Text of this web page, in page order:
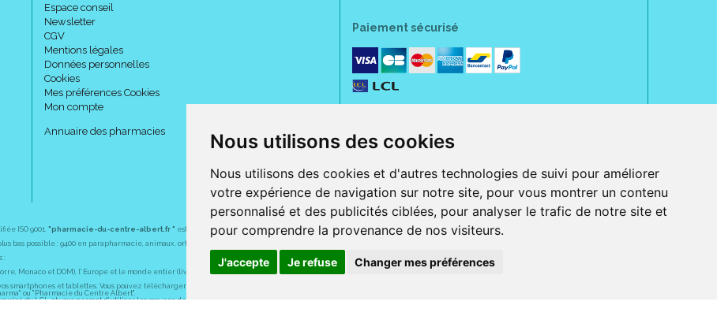
Nous utilisons des cookies
Nous utilisons des cookies et d'autres technologies de suivi pour améliorer
votre expérience de navigation sur notre site, pour vous montrer un contenu
personnalisé et des publicités ciblées, pour analyser le trafic de notre site et
pour comprendre la provenance de nos visiteurs.
J'accepte Je refuse Changer mes préférences
Espace conseil
Newsletter
CGV
Mentions légales
Données personnelles
Cookies
Mes préférences Cookies
Mon compte
Annuaire des pharmacies
Paiement sécurisé
ISO 9001. "pharmacie-du-centre-albert.fr " est le site internet de l a pharmacie du centre, 32 rue Jeanne d' Harcourt, 80300 Albert.
bas possible : 9400 en parapharmacie, animaux, orthopédie, matériel médical. 1700 en médicaments sans ordonnance.
:
Monaco et DOM), l' Europe et le monde entier (livraison assuré par Colissimo et ses partenaires à l' étranger).
smartphones et tablettes. Vous pouvez télécharger gratuitement l' application sur l' AppStore (pour iPhone, iPad et iPod touch), ou sur Google Play (pour Androïd 5.0 ou version
ou "Pharmacie du Centre Albert".
du LCL et vous permet d' utiliser les moyens de paiement suivants : CB, Visa, MasterCard, American Express, Bancontact, PayPal.